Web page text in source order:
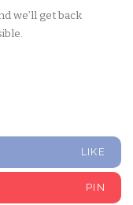
we’ll get back
LIKE
PIN